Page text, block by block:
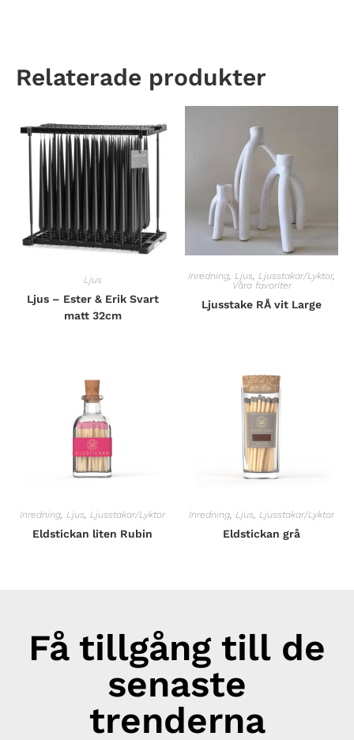
Relaterade produkter
Ljus
Ljus – Ester & Erik Svart
matt 32cm
Inredning, Ljus, Ljusstakar/Lyktor,
Våra favoriter
Ljusstake RÅ vit Large
Inredning, Ljus, Ljusstakar/Lyktor
Eldstickan liten Rubin
Inredning, Ljus, Ljusstakar/Lyktor
Eldstickan grå
Få tillgång till de
senaste
trenderna